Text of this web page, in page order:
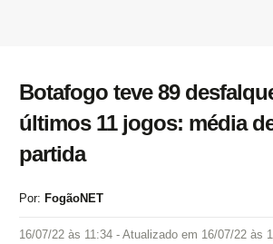
Botafogo teve 89
últimos 11 jogos: média
partida
Por: FogãoNET
16/07/22 às 11:34 - Atualizado em 16/07/22 às